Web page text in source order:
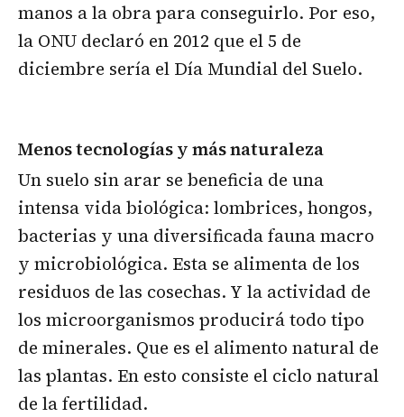
manos a la obra para conseguirlo. Por eso,
la ONU declaró en 2012 que el 5 de
diciembre sería el Día Mundial del Suelo.
Menos tecnologías y más naturaleza
Un suelo sin arar se beneficia de una
intensa vida biológica: lombrices, hongos,
bacterias y una diversificada fauna macro
y microbiológica. Esta se alimenta de los
residuos de las cosechas. Y la actividad de
los microorganismos producirá todo tipo
de minerales. Que es el alimento natural de
las plantas. En esto consiste el ciclo natural
de la fertilidad.